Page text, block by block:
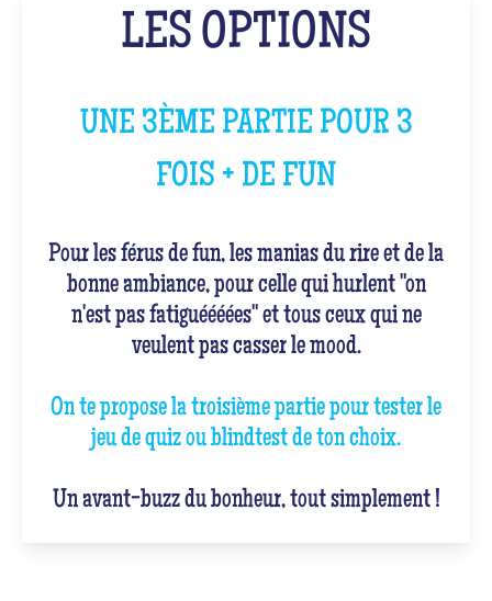
LES OPTIONS
UNE 3ÈME PARTIE POUR 3
FOIS + DE FUN
Pour les férus de fun, les manias du rire et de la
bonne ambiance, pour celle qui hurlent "on
n'est pas fatiguéééées" et tous ceux qui ne
veulent pas casser le mood.
On te propose la troisième partie pour tester le
jeu de quiz ou blindtest de ton choix.
Un avant-buzz du bonheur, tout simplement !